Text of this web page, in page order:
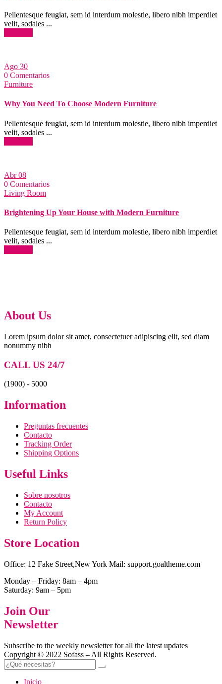
Pellentesque feugiat, sem id interdum molestie, libero nibh imperdiet
velit, sodales ...
Ago 30
0 Comentarios
Furniture
Why You Need To Choose Modern Furniture
Pellentesque feugiat, sem id interdum molestie, libero nibh imperdiet
velit, sodales ...
Abr 08
0 Comentarios
Living Room
Brightening Up Your House with Modern Furniture
Pellentesque feugiat, sem id interdum molestie, libero nibh imperdiet
velit, sodales ...
About Us
Lorem ipsum dolor sit amet, consectetuer adipiscing elit, sed diam
nonummy nibh
CALL US 24/7
(1900) - 5000
Information
Preguntas frecuentes
Contacto
Tracking Order
Shipping Options
Useful Links
Sobre nosotros
Contacto
My Account
Return Policy
Store Location
Office: 12 Fake Street,New York Mail: support.goaltheme.com
Monday – Friday: 8am – 4pm
Saturday: 9am – 5pm
Join Our
Newsletter
Subscribe to the weekly newsletter for all the latest updates
Copyright © 2022 Sofass – All Rights Reserved.
Inicio